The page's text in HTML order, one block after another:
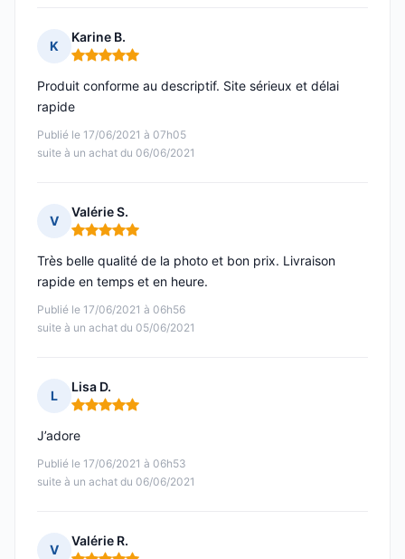
K
Karine B.
Note : 5 sur 5
Publié le 17/06/2021 à 07h05
suite à un achat du 06/06/2021
Produit conforme au descriptif. Site sérieux et délai
rapide
V
Valérie S.
Note : 5 sur 5
Publié le 17/06/2021 à 06h56
suite à un achat du 05/06/2021
Très belle qualité de la photo et bon prix. Livraison
rapide en temps et en heure.
L
Lisa D.
Note : 5 sur 5
Publié le 17/06/2021 à 06h53
suite à un achat du 06/06/2021
J’adore
V
Valérie R.